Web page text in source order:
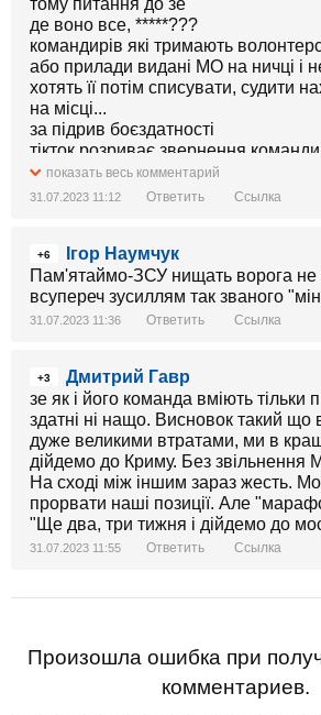
тому питання до зе
де воно все, *****???
командирів які тримають
або прилади видані МО на ничці і
хотять її потім списувати, судити
на місці...
за підрив боєздатності
тікток розриває звернення
мукачевський госпіталь та про те
лекше списати людей ніж видати
через недостачу одного дрона,
десятки, сотні воїнів!!!!!
показать весь комментарий
31.07.2023 11:12 Ответить Ссылка
+6
Ігор Наумчук
Пам'ятаймо-ЗСУ нищать ворога не
всупереч зусиллям так званого
31.07.2023 11:36 Ответить Ссылка
+3
Дмитрий Гавр
зе як і його команда вміють тільки
здатні ні нащо. Висновок такий що
дуже великими втратами, ми в
дійдемо до Криму. Без звільнення
На сході між іншим зараз жесть.
прорвати наші позиції. Але
"Ще два, три тижня і дійдемо до
31.07.2023 11:55 Ответить Ссылка
Произошла ошибка при
комментариев.